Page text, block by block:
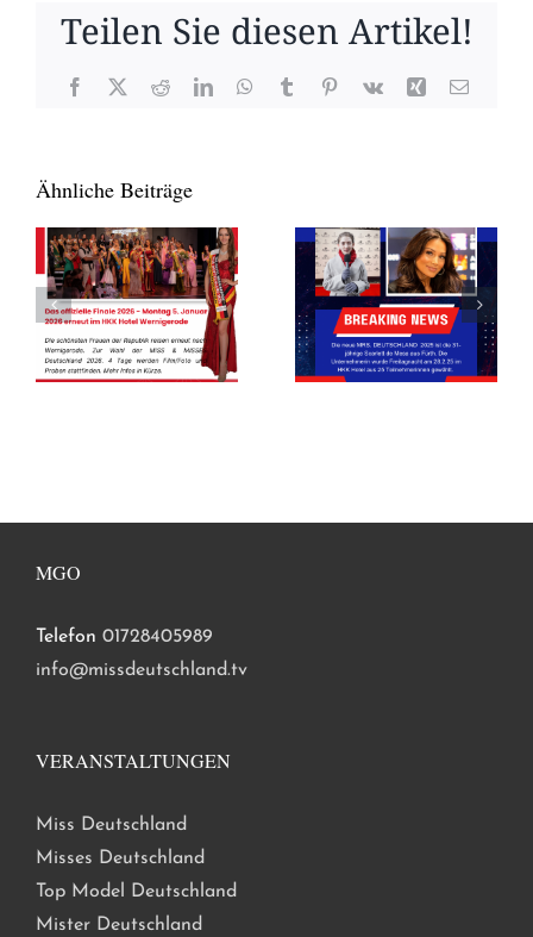
Teilen Sie diesen Artikel!
Facebook
X RedditLinkedInWhatsApp
TumblrPinterest
Vk Xing E-
Ähnliche Beiträge
MGO
Telefon 01728405989
info@missdeutschland.tv
VERANSTALTUNGEN
Miss Deutschland
Misses Deutschland
Top Model Deutschland
Mister Deutschland